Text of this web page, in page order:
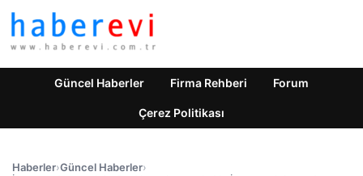
Güncel Haberler Firma Rehberi Forum
Çerez Politikası
Haberler›Güncel Haberler›